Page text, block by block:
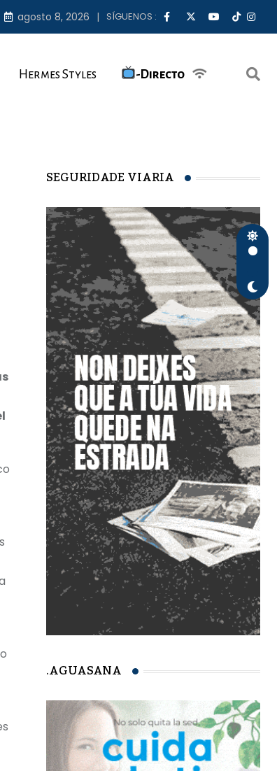
agosto 8, 2026 SÍGUENOS :
Hermes Styles -Directo
SEGURIDADE VIARIA
.AGUASANA